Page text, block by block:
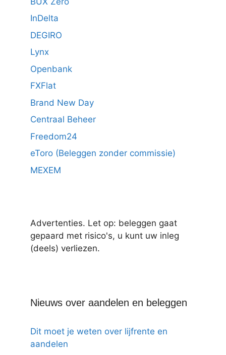
InDelta
DEGIRO
Lynx
Openbank
FXFlat
Brand New Day
Centraal Beheer
Freedom24
eToro (Beleggen zonder commissie)
MEXEM
Advertenties. Let op: beleggen gaat
gepaard met risico's, u kunt uw inleg
(deels) verliezen.
Nieuws over aandelen en beleggen
Dit moet je weten over lijfrente en
aandelen